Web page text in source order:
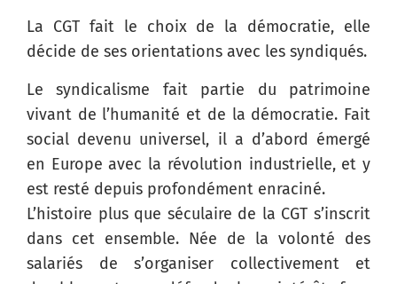
La CGT fait le choix de la démocratie, elle
décide de ses orientations avec les syndiqués.
Le syndicalisme fait partie du patrimoine
vivant de l’humanité et de la démocratie. Fait
social devenu universel, il a d’abord émergé
en Europe avec la révolution industrielle, et y
est resté depuis profondément enraciné.
L’histoire plus que séculaire de la CGT s’inscrit
dans cet ensemble. Née de la volonté des
salariés de s’organiser collectivement et